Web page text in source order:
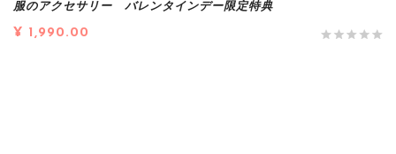
服のアクセサリー バレンタインデー限定特典
¥ 1,990.00